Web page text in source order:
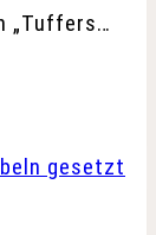
„Tuffers…